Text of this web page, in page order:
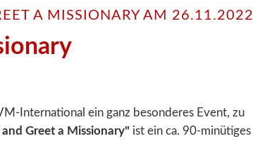
A MISSIONARY AM 26.11.2022
International ein ganz besonderes Event, zu
Greet a Missionary" ist ein ca. 90-minütiges